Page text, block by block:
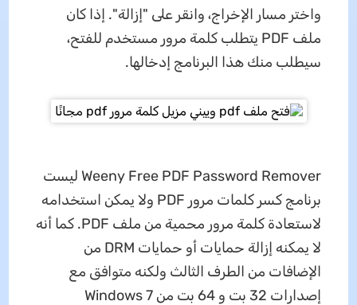
واختر مسار الإخراج، وانقر على "إزالة". إذا كان
ملف PDF يتطلب كلمة مرور مستخدم للفتح،
سيطلب منك هذا البرنامج إدخالها.
Weeny Free PDF Password Remover ليست
برنامج كسر كلمات مرور PDF ولا يمكن استخدامه
لاستعادة كلمة مرور محمية من ملف PDF. كما أنه
لا يمكنه إزالة حمايات أو حمايات DRM من
الإضافات من الطرف الثالث ولكنه متوافق مع
إصدارات 32 بت و 64 بت من Windows 7